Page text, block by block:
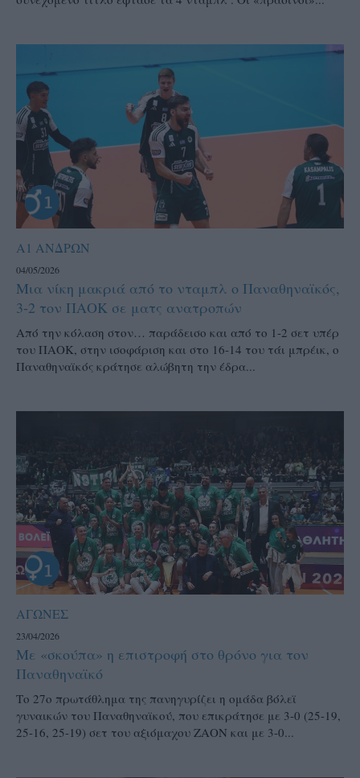
Α1 ΑΝΔΡΩΝ
04/05/2026
Μια νίκη μακριά από το νταμπλ ο Παναθηναϊκός,
3-2 τον ΠΑΟΚ σε ματς ανατροπών
Από την κόλαση στον… παράδεισο και από το 1-2 σετ υπέρ
του ΠΑΟΚ, στην ισοφάριση και στο 16-14 του τάι μπρέικ, ο
Παναθηναϊκός κράτησε αλώβητη την έδρα...
ΑΓΩΝΕΣ
23/04/2026
Με «σκούπα» η επιστροφή στο θρόνο για τον
Παναθηναϊκό
Το 27ο πρωτάθλημα της πανηγυρίζει η ομάδα βόλεϊ
γυναικών του Παναθηναϊκού, που επικράτησε με 3-0 (25-19,
25-16, 25-19) σετ του αξιόμαχου ΖΑΟΝ και με 3-0...